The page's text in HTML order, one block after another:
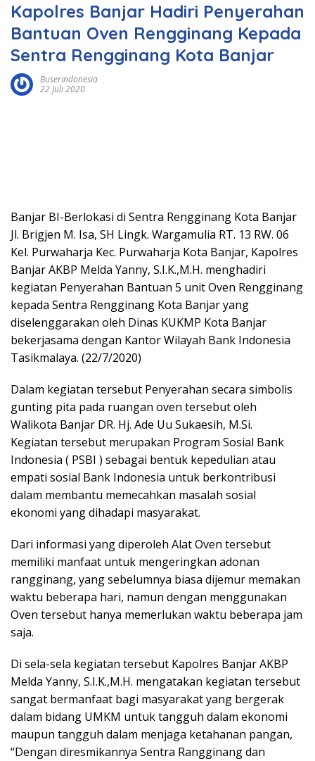
Kapolres Banjar Hadiri Penyerahan
Bantuan Oven Rengginang Kepada
Sentra Rengginang Kota Banjar
Buserindonesia
22 Juli 2020
Banjar BI-Berlokasi di Sentra Rengginang Kota Banjar
Jl. Brigjen M. Isa, SH Lingk. Wargamulia RT. 13 RW. 06
Kel. Purwaharja Kec. Purwaharja Kota Banjar, Kapolres
Banjar AKBP Melda Yanny, S.I.K.,M.H. menghadiri
kegiatan Penyerahan Bantuan 5 unit Oven Rengginang
kepada Sentra Rengginang Kota Banjar yang
diselenggarakan oleh Dinas KUKMP Kota Banjar
bekerjasama dengan Kantor Wilayah Bank Indonesia
Tasikmalaya. (22/7/2020)
Dalam kegiatan tersebut Penyerahan secara simbolis
gunting pita pada ruangan oven tersebut oleh
Walikota Banjar DR. Hj. Ade Uu Sukaesih, M.Si.
Kegiatan tersebut merupakan Program Sosial Bank
Indonesia ( PSBI ) sebagai bentuk kepedulian atau
empati sosial Bank Indonesia untuk berkontribusi
dalam membantu memecahkan masalah sosial
ekonomi yang dihadapi masyarakat.
Dari informasi yang diperoleh Alat Oven tersebut
memiliki manfaat untuk mengeringkan adonan
rangginang, yang sebelumnya biasa dijemur memakan
waktu beberapa hari, namun dengan menggunakan
Oven tersebut hanya memerlukan waktu beberapa jam
saja.
Di sela-sela kegiatan tersebut Kapolres Banjar AKBP
Melda Yanny, S.I.K.,M.H. mengatakan kegiatan tersebut
sangat bermanfaat bagi masyarakat yang bergerak
dalam bidang UMKM untuk tangguh dalam ekonomi
maupun tangguh dalam menjaga ketahanan pangan,
“Dengan diresmikannya Sentra Rangginang dan